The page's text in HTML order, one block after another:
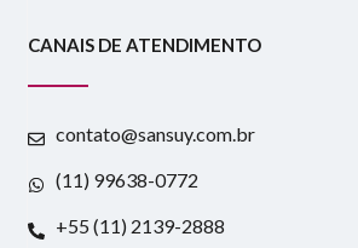
CANAIS DE ATENDIMENTO
contato@sansuy.com.br
(11) 99638-0772
+55 (11) 2139-2888